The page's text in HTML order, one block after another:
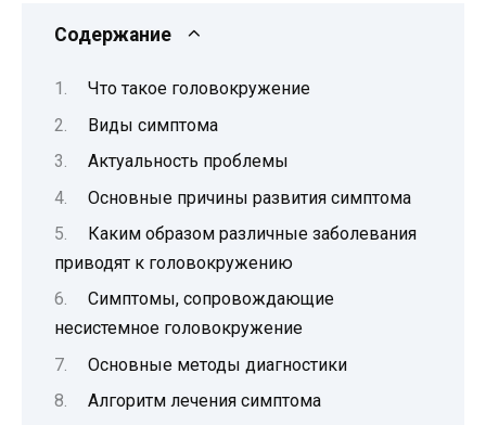
Содержание
Что такое головокружение
Виды симптома
Актуальность проблемы
Основные причины развития симптома
Каким образом различные заболевания
приводят к головокружению
Симптомы, сопровождающие
несистемное головокружение
Основные методы диагностики
Алгоритм лечения симптома